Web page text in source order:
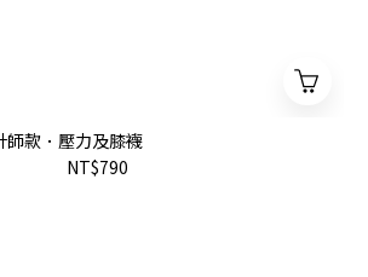
師款．壓力及膝襪
NT$790